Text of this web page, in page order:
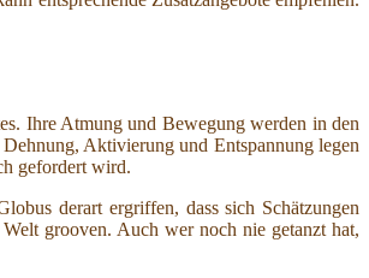
Ihre Atmung und Bewegung werden in den
Aktivierung und Entspannung legen
gefordert wird.
derart ergriffen, dass sich Schätzungen
grooven. Auch wer noch nie getanzt hat,